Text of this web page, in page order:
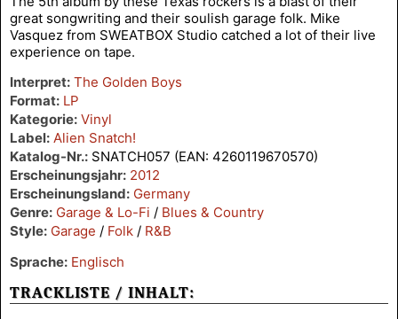
great songwriting and their soulish garage folk. Mike
Vasquez from SWEATBOX Studio catched a lot of their live
experience on tape.
Interpret: The Golden Boys
Format: LP
Kategorie: Vinyl
Label: Alien Snatch!
Katalog-Nr.: SNATCH057 (EAN: 4260119670570)
Erscheinungsjahr: 2012
Erscheinungsland: Germany
Genre: Garage & Lo-Fi / Blues & Country
Style: Garage / Folk / R&B
Sprache: Englisch
TRACKLISTE / INHALT: